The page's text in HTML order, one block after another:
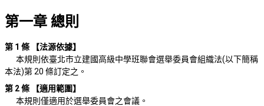
第一章 總則
第 1 條
【法源依據】
本規則依臺北市立建國高級中學班聯會選舉委員會組織法(以下簡稱
本法)第 20 條訂定之。
第 2 條
【適用範圍】
本規則僅適用於選舉委員會之會議。